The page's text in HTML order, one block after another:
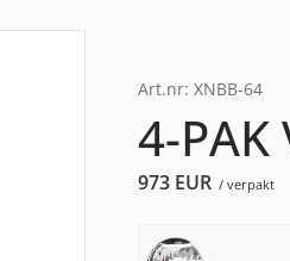
Art.nr: XNBB-64
4-
973 EUR / verpakt